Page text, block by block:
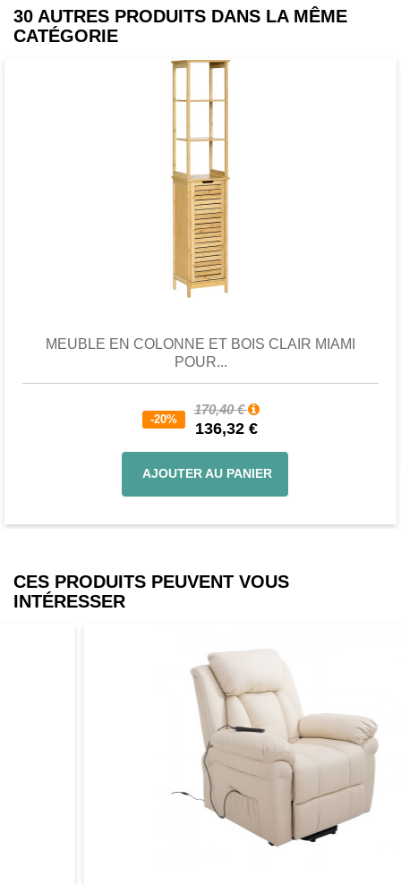
total), 3 kg (étagère)
- Livraison effectuée en un colis
30 AUTRES PRODUITS DANS LA MÊME
CATÉGORIE
MEUBLE EN COLONNE ET BOIS CLAIR MIAMI
POUR...
-20%
170,40 €
136,32 €
AJOUTER AU PANIER
Favori
CES PRODUITS PEUVENT VOUS
INTÉRESSER